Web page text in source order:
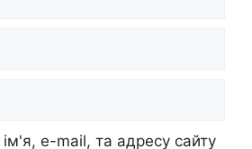
e-mail, та адресу сайту